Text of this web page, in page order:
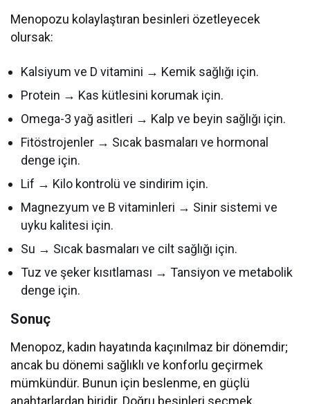
Menopozu kolaylaştıran besinleri özetleyecek
olursak:
Kalsiyum ve D vitamini → Kemik sağlığı için.
Protein → Kas kütlesini korumak için.
Omega-3 yağ asitleri → Kalp ve beyin sağlığı için.
Fitöstrojenler → Sıcak basmaları ve hormonal
denge için.
Lif → Kilo kontrolü ve sindirim için.
Magnezyum ve B vitaminleri → Sinir sistemi ve
uyku kalitesi için.
Su → Sıcak basmaları ve cilt sağlığı için.
Tuz ve şeker kısıtlaması → Tansiyon ve metabolik
denge için.
Sonuç
Menopoz, kadın hayatında kaçınılmaz bir dönemdir;
ancak bu dönemi sağlıklı ve konforlu geçirmek
mümkündür. Bunun için beslenme, en güçlü
anahtarlardan biridir. Doğru besinleri seçmek,